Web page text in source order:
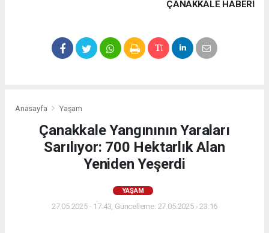
ÇANAKKALE HABERİ
Anasayfa Yaşam
Çanakkale Yangınının Yaraları
Sarılıyor: 700 Hektarlık Alan
Yeniden Yeşerdi
YAŞAM
27.05.2025 - 17:43, Güncelleme: 27.05.2025 - 23:16